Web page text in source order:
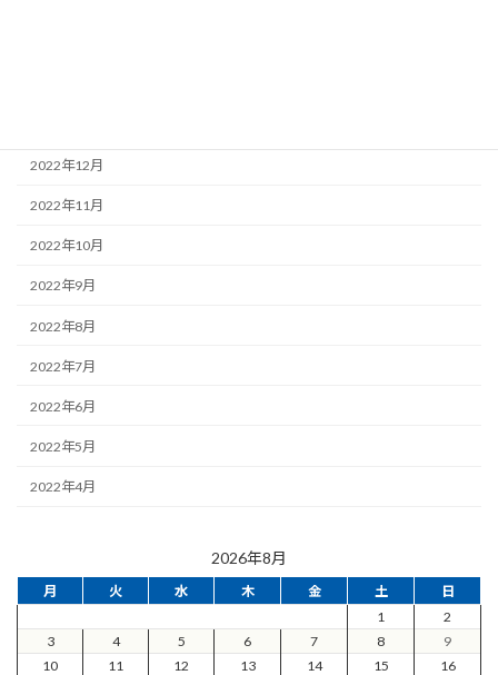
2022年12月
2022年11月
2022年10月
2022年9月
2022年8月
2022年7月
2022年6月
2022年5月
2022年4月
2026年8月
月 火 水 木 金 土
日
1
2
3
4 5 6 7 8
9
10
11 12 13 14 15
16